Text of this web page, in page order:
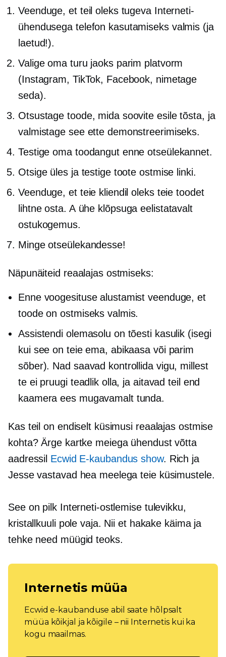
Veenduge, et teil oleks tugeva Interneti-
ühendusega telefon kasutamiseks valmis (ja
laetud!).
Valige oma turu jaoks parim platvorm
(Instagram, TikTok, Facebook, nimetage
seda).
Otsustage toode, mida soovite esile tõsta, ja
valmistage see ette demonstreerimiseks.
Testige oma toodangut enne otseülekannet.
Otsige üles ja testige toote ostmise linki.
Veenduge, et teie kliendil oleks teie toodet
lihtne osta. A ühe klõpsuga eelistatavalt
ostukogemus.
Minge otseülekandesse!
Näpunäiteid reaalajas ostmiseks:
Enne voogesituse alustamist veenduge, et
toode on ostmiseks valmis.
Assistendi olemasolu on tõesti kasulik (isegi
kui see on teie ema, abikaasa või parim
sõber). Nad saavad kontrollida vigu, millest
te ei pruugi teadlik olla, ja aitavad teil end
kaamera ees mugavamalt tunda.
Kas teil on endiselt küsimusi reaalajas ostmise
kohta? Ärge kartke meiega ühendust võtta
aadressil Ecwid E-kaubandus show. Rich ja
Jesse vastavad hea meelega teie küsimustele.
See on pilk Interneti-ostlemise tulevikku,
kristallkuuli pole vaja. Nii et hakake käima ja
tehke need müügid teoks.
Internetis müüa
Ecwid e-kaubanduse abil saate hõlpsalt
müüa kõikjal ja kõigile – nii Internetis kui ka
kogu maailmas.